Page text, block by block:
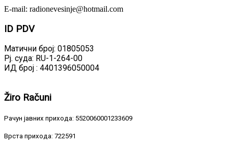
E-mail: radionevesinje@hotmail.com
ID PDV
Матични број: 01805053
Рј. суда: RU-1-264-00
ИД број : 4401396050004
Žiro Računi
Рачун јавних прихода: 5520060001233609
Врста прихода: 722591